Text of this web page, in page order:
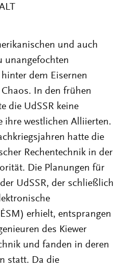
und auch
unangefochten
dem Eisernen
In den frühen
die UdSSR keine
ihre westlichen Alliierten.
hatte die
Rechentechnik in der
Die Planungen für
UdSSR, der schließlich
erhielt, entsprangen
des Kiewer
und fanden in deren
statt. Da die